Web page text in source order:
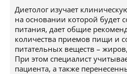
Диетолог изучает
на основании которой будет
питания, дает общие
количества приемов пищи и
питательных веществ –
При этом специалист
пациента, а также